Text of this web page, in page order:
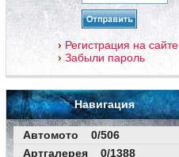
Регистрация на сайте
Забыли пароль
Навигация
Автомото 0/506
Артгалерея 0/1388